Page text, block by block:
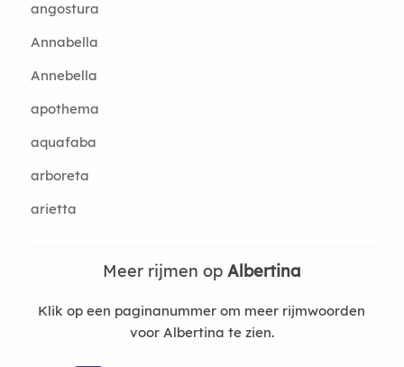
angostura
Annabella
Annebella
apothema
aquafaba
arboreta
arietta
Meer rijmen opAlbertina
Klik op een paginanummer om meer rijmwoorden
voor Albertina te zien.